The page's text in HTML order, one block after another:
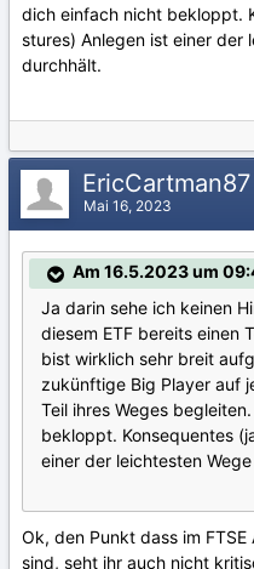
dich einfach nicht bekloppt.
stures) Anlegen ist einer der
durchhält.
EricCartman87
Mai 16, 2023
Am 16.5.2023 um
Ja darin sehe ich keinen
diesem ETF bereits einen
bist wirklich sehr breit
zukünftige Big Player auf
Teil ihres Weges
bekloppt. Konsequentes
einer der leichtesten
Ok, den Punkt dass im FTSE
sind, seht ihr auch nicht